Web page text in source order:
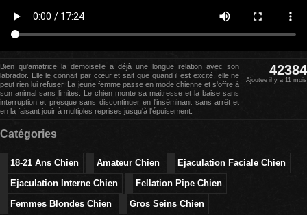
Bien qu'amatrice la demoiselle a déjà une longue relation avec son
labrador. Elle le connait par cœur et sait que quand il est excité, elle ne
peut rien lui refuser. La jeune femme passe en mode chienne et s'offre à
son animal sans limites. Le chien monte sa maitresse et la baise sans
interruption et presque sans discontinuer en l'inséminant sans arrêt et
en la faisant jouir à multiples reprises jusqu'à l'épuisement.
42384
Ajoutée il y a 11 mois
Catégories
18-21 Ans Chien Amateur Chien
Ejaculation Faciale Chien
Ejaculation Interne Chien
Fellation Pipe Chien
Femmes Blondes Chien
Gros Seins Chien